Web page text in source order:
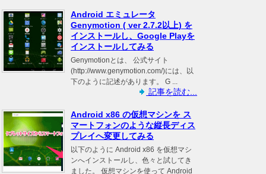
Android エミュレータ
Genymotion ( ver 2.7.2以上) を
インストールし、Google Playを
インストールしてみる
Genymotionとは、 公式サイト
(http://www.genymotion.com/)には、以
下のように記述があります。 G ...
記事を読む...
Android x86 の仮想マシンを ス
マートフォンのような縦長ディス
プレイへ変更してみる
以下のように Android x86 を仮想マシ
ンへインストールし、色々と試してき
ました。 仮想マシンを使って Android